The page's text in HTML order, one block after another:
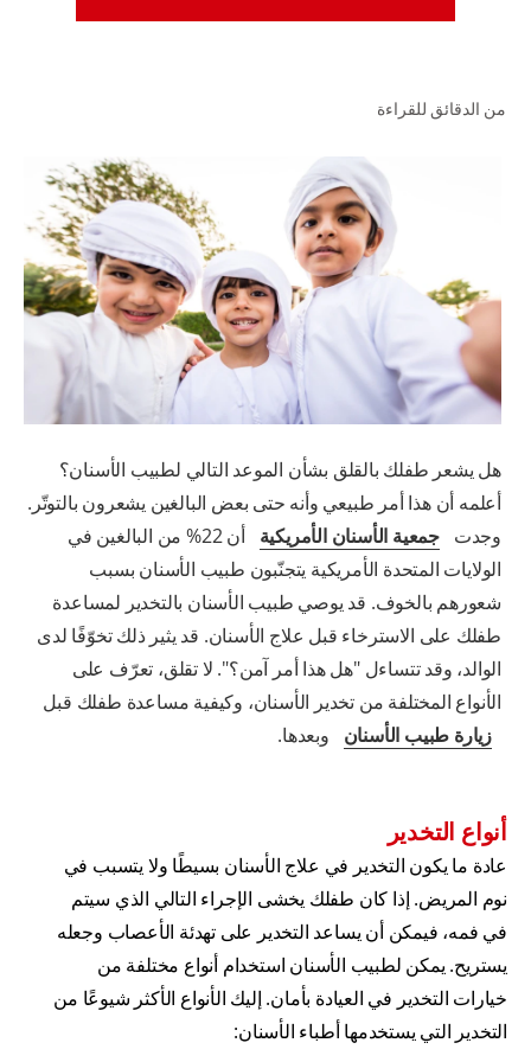
المهمة
للمحترفين
الولايات المتحدة (الإنجليزية)
من الدقائق للقراءة
هل يشعر طفلك بالقلق بشأن الموعد التالي لطبيب الأسنان؟
أعلمه أن هذا أمر طبيعي وأنه حتى بعض البالغين يشعرون بالتوتّر.
وجدت جمعية الأسنان الأمريكية
أن 22% من البالغين في
الولايات المتحدة الأمريكية يتجنّبون طبيب الأسنان بسبب
شعورهم بالخوف. قد يوصي طبيب الأسنان بالتخدير لمساعدة
طفلك على الاسترخاء قبل علاج الأسنان. قد يثير ذلك تخوّفًا لدى
الوالد، وقد تتساءل "هل هذا أمر آمن؟". لا تقلق، تعرّف على
الأنواع المختلفة من تخدير الأسنان، وكيفية مساعدة طفلك قبل
زيارة طبيب الأسنان
وبعدها.
أنواع التخدير
عادة ما يكون التخدير في علاج الأسنان بسيطًا ولا يتسبب في
نوم المريض. إذا كان طفلك يخشى الإجراء التالي الذي سيتم
في فمه، فيمكن أن يساعد التخدير على تهدئة الأعصاب وجعله
يستريح. يمكن لطبيب الأسنان استخدام أنواع مختلفة من
خيارات التخدير في العيادة بأمان. إليك الأنواع الأكثر شيوعًا من
التخدير التي يستخدمها أطباء الأسنان: